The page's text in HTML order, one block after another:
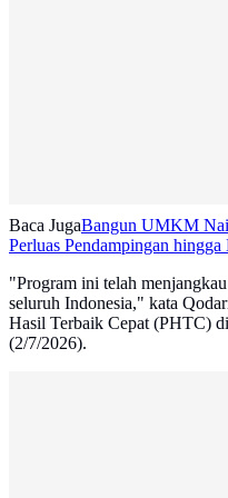
Baca JugaBangun UMKM
Perluas Pendampingan
"Program ini telah
seluruh Indonesia," kata
Hasil Terbaik Cepat (PHTC)
(2/7/2026).